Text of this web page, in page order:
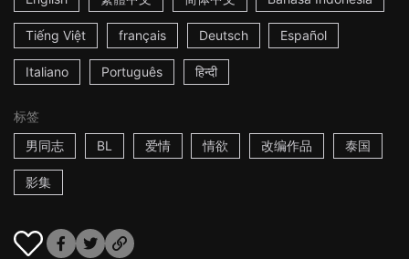
Tiếng Việt français Deutsch Español
Italiano Português हिन्दी
标签
男同志
BL 爱情 情欲 改编作品 泰国
影集